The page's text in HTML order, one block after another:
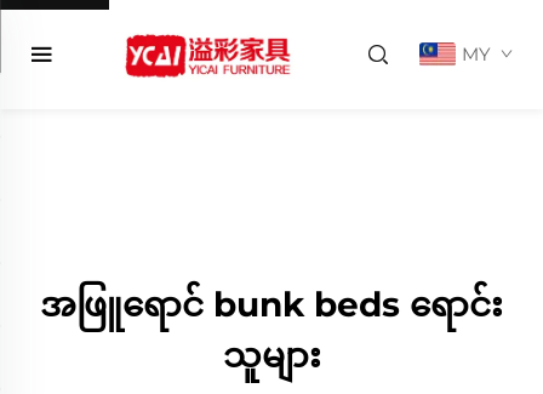
MY
အဖြူရောင် bunk beds ရောင်း
သူများ